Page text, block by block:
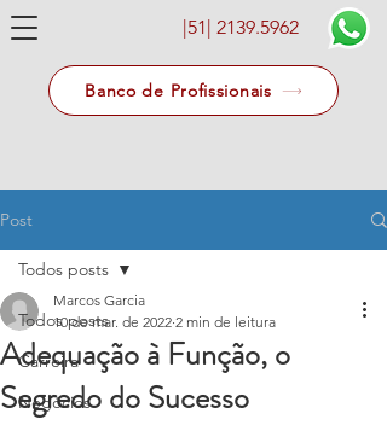
|51| 2139.5962
Banco de Profissionais
Post
Todos posts
Carreira
Negócios
Todos posts
Adequação à Função, o
Segredo do Sucesso
Marcos Garcia
10 de mar. de 2022 2 min de leitura